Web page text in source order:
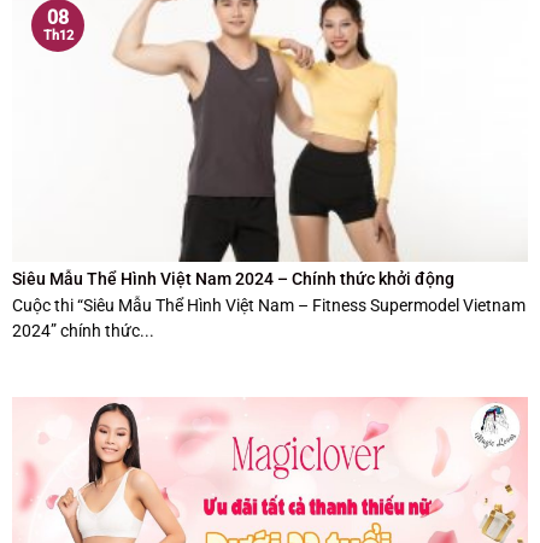
Siêu Mẫu Thể Hình Việt Nam 2024 – Chính thức khởi động
Cuộc thi “Siêu Mẫu Thể Hình Việt Nam – Fitness Supermodel Vietnam
2024” chính thức...
08
Th12